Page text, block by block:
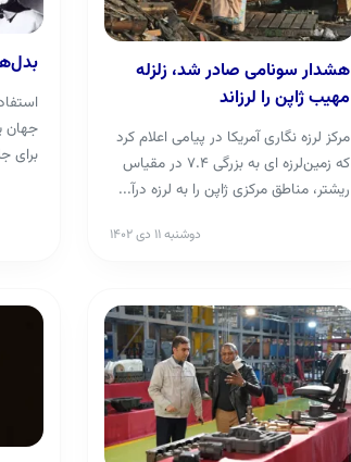
هشدار سونامی صادر شد، زلزله
مهیب ژاپن را لرزاند
مرکز لرزه‌ نگاری آمریکا در پیامی اعلام کرد
که زمین‌لرزه ‌ای به بزرگی ۷.۴ در مقیاس
ریشتر، مناطق مرکزی ژاپن را به لرزه درآ...
دوشنبه ۱۱ دی ۱۴۰۲
جهان
برای